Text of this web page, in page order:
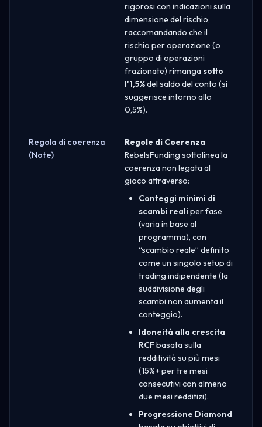
rigorosi con indicazioni sulla
dimensione del rischio,
raccomandando che il
rischio per operazione (o
gruppo di operazioni
frazionate) rimangasotto
l'1,5%del saldo del conto (si
suggerisce intorno allo
0,5%).
Regola di coerenza
(Note)
Regole di Coerenza
RebelsFunding sottolinea la
coerenza non legata al
gioco attraverso:
Conteggi minimi di
scambi reali per fase
(varia in base al
programma), con
“scambio reale” definito
come un singolo setup di
trading indipendente (la
suddivisione degli
scambi non aumenta il
conteggio).
Idoneità alla crescita
RCFbasata sulla
redditività su più mesi
(15%+ per tre mesi
consecutivi con almeno
due mesi redditizi).
Progressione Diamond